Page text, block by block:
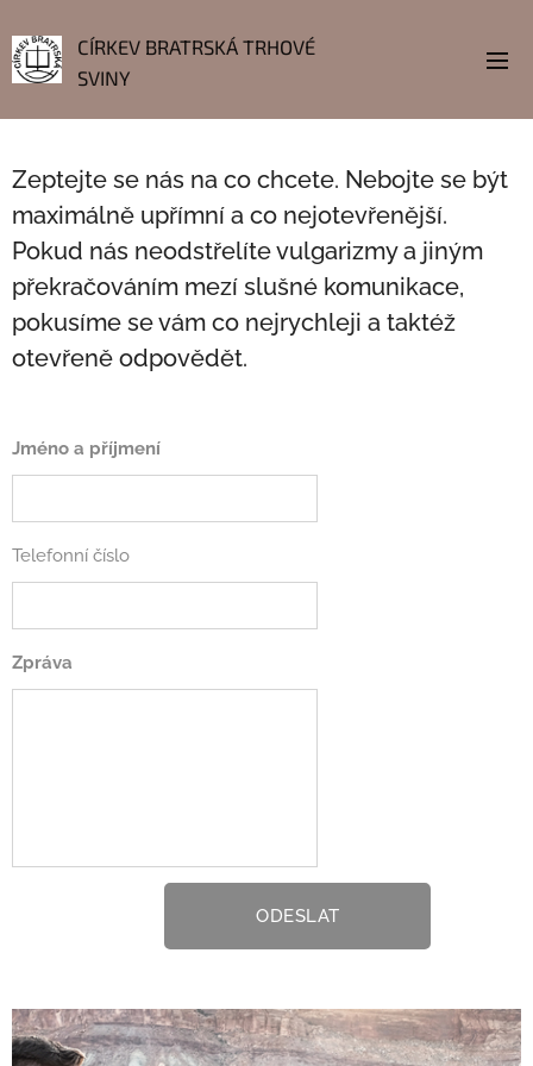
CÍRKEV BRATRSKÁ TRHOVÉ
SVINY
Zeptejte se nás na co chcete. Nebojte se být
maximálně upřímní a co nejotevřenější.
Pokud nás neodstřelíte vulgarizmy a jiným
překračováním mezí slušné komunikace,
pokusíme se vám co nejrychleji a taktéž
otevřeně odpovědět.
Jméno a příjmení
Telefonní číslo
Zpráva
ODESLAT